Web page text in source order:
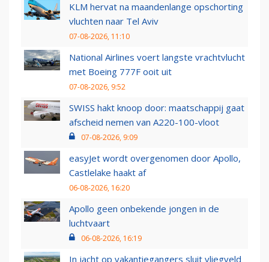
KLM hervat na maandenlange opschorting
vluchten naar Tel Aviv
07-08-2026, 11:10
National Airlines voert langste vrachtvlucht
met Boeing 777F ooit uit
07-08-2026, 9:52
SWISS hakt knoop door: maatschappij gaat
afscheid nemen van A220-100-vloot
07-08-2026, 9:09
easyJet wordt overgenomen door Apollo,
Castlelake haakt af
06-08-2026, 16:20
Apollo geen onbekende jongen in de
luchtvaart
06-08-2026, 16:19
In jacht op vakantiegangers sluit vliegveld